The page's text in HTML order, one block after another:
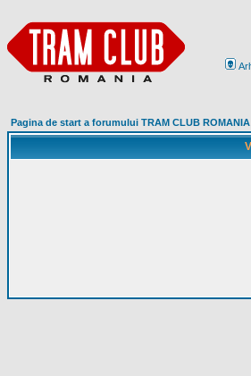
Pagina de start a forumului TRAM CLUB ROMANIA